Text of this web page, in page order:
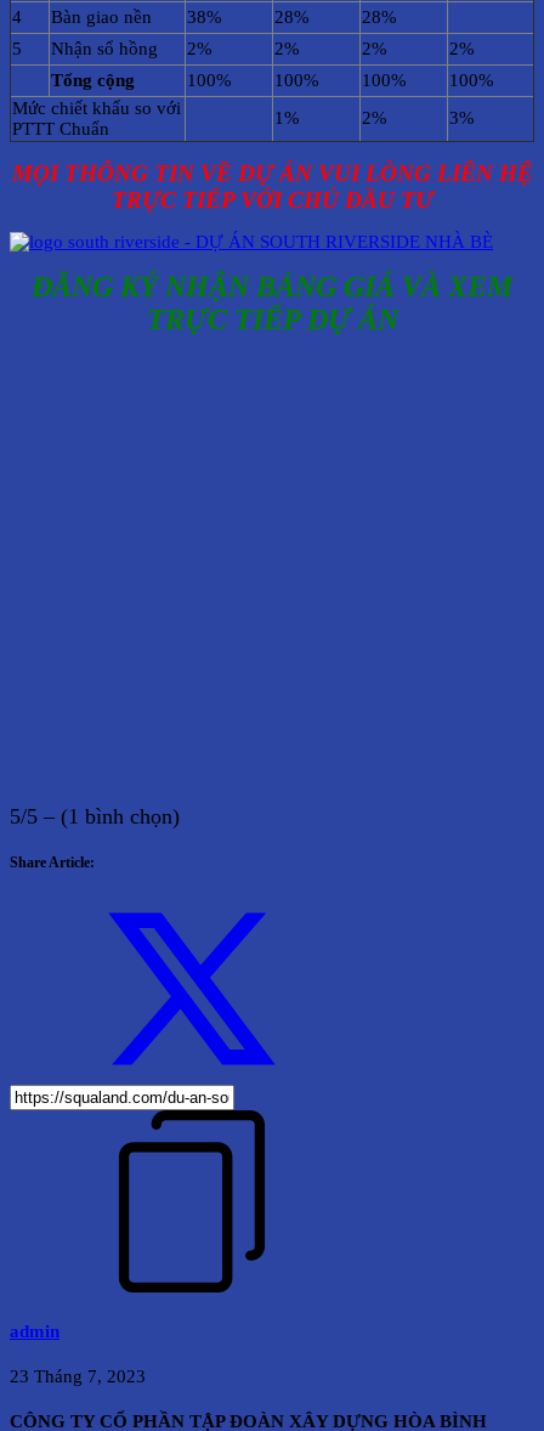
4 Bàn giao nền 38% 28%
28%
5
Nhận sổ hồng 2% 2% 2%
2%
Tổng cộng
100% 100% 100%
100%
Mức chiết khấu so với
PTTT Chuẩn
1% 2% 3%
MỌI THÔNG TIN VỀ DỰ ÁN VUI LÒNG LIÊN HỆ
TRỰC TIẾP VỚI CHỦ ĐẦU TƯ
ĐĂNG KÝ NHẬN BẢNG GIÁ VÀ XEM
TRỰC TIẾP DỰ ÁN
5/5 – (1 bình chọn)
Share Article:
admin
23 Tháng 7, 2023
CÔNG TY CỔ PHẦN TẬP ĐOÀN XÂY DỰNG HÒA BÌNH